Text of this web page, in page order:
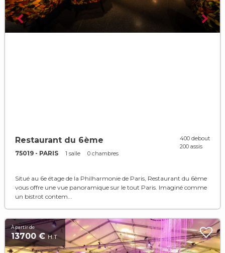
Restaurant du 6ème
75019 - PARIS 1 salle 0 chambres
400 debout
200 assis
Situé au 6e étage de la Philharmonie de Paris, Restaurant du 6ème
vous offre une vue panoramique sur le tout Paris. Imaginé comme
un bistrot contem...
À partir de
13700 €H.T